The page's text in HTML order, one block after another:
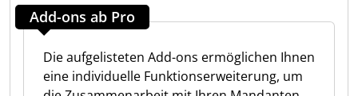
Add-ons ab Pro
Die aufgelisteten Add-ons ermöglichen Ihnen
eine individuelle Funktionserweiterung, um